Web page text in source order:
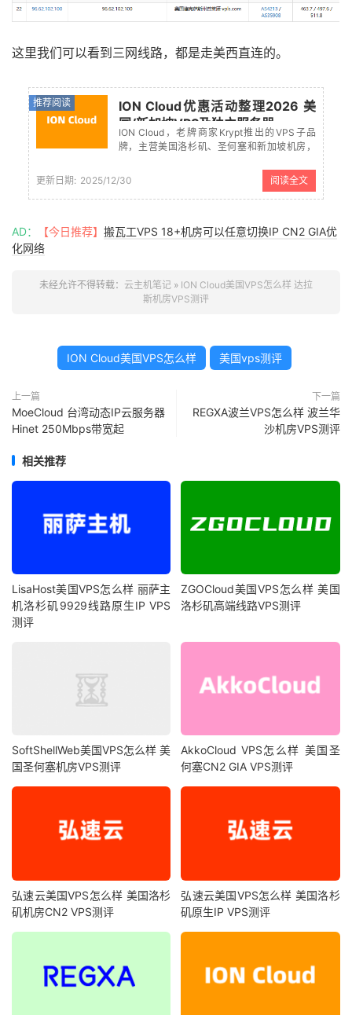
这里我们可以看到三网线路，都是走美西直连的。
推荐阅读
ION Cloud优惠活动整理2026 美
国/新加坡VPS及独立服务器
ION Cloud，老牌商家Krypt推出的VPS子品
牌，主营美国洛杉矶、圣何塞和新加坡机房，
Cloud支持中文界面，支持支付宝、PAYPAL、
信用卡等付款方式。本文整理ION Cloud最新的
优惠...
更新日期: 2025/12/30 阅读全文
AD： 【今日推荐】 搬瓦工VPS 18+机房可以任意切换IP CN2 GIA优
化网络
未经允许不得转载： 云主机笔记 » ION Cloud美国VPS怎么样 达拉
斯机房VPS测评
ION Cloud美国VPS怎么样 美国vps测评
上一篇
MoeCloud 台湾动态IP云服务器
Hinet 250Mbps带宽起
下一篇
REGXA波兰VPS怎么样 波兰华
沙机房VPS测评
相关推荐
LisaHost美国VPS怎么样 丽萨主
机洛杉矶9929线路原生IP VPS
测评
ZGOCloud美国VPS怎么样 美国
洛杉矶高端线路VPS测评
SoftShellWeb美国VPS怎么样 美
国圣何塞机房VPS测评
AkkoCloud VPS怎么样 美国圣
何塞CN2 GIA VPS测评
弘速云美国VPS怎么样 美国洛杉
矶机房CN2 VPS测评
弘速云美国VPS怎么样 美国洛杉
矶原生IP VPS测评